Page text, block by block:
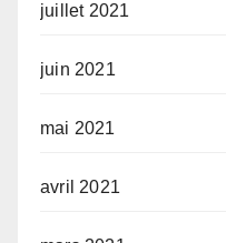
juillet 2021
juin 2021
mai 2021
avril 2021